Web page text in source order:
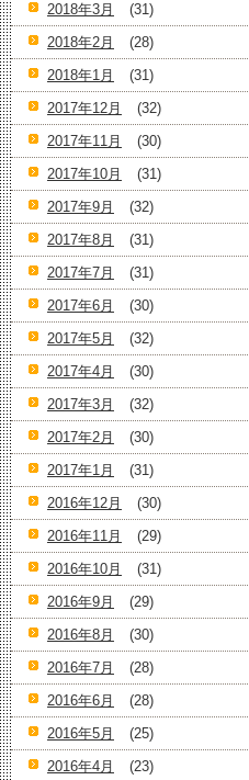
2018年3月
(31)
2018年2月
(28)
2018年1月
(31)
2017年12月
(32)
2017年11月
(30)
2017年10月
(31)
2017年9月
(32)
2017年8月
(31)
2017年7月
(31)
2017年6月
(30)
2017年5月
(32)
2017年4月
(30)
2017年3月
(32)
2017年2月
(30)
2017年1月
(31)
2016年12月
(30)
2016年11月
(29)
2016年10月
(31)
2016年9月
(29)
2016年8月
(30)
2016年7月
(28)
2016年6月
(28)
2016年5月
(25)
2016年4月
(23)